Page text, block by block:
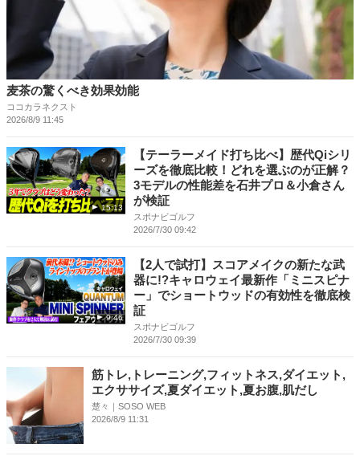
麦茶の驚くべき効果効能
ココカラネクスト
2026/8/9 11:45
15:13
【テーラーメイド打ち比べ】歴代Qiシリ
ーズを徹底比較！どれを選ぶのが正解？
3モデルの性能差を石井プロ＆小倉さん
が検証
スポナビゴルフ
2026/7/30 09:42
9:46
【2人で試打】スコアメイクの新たな武
器に!?キャロウェイ最新作「ミニスピナ
ー」でショートウッドの有効性を徹底検
証
スポナビゴルフ
2026/7/30 09:39
筋トレ,トレーニング,フィットネス,ダイエット,
エクササイズ,夏ダイエット,夏お腹,肌だし
楚々｜SOSO WEB
2026/8/9 11:31